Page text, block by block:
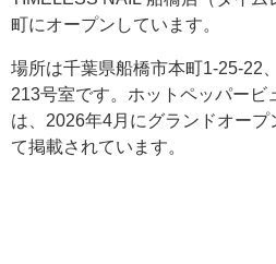
町にオープンしています。
場所は千葉県船橋市本町1-25-22
213号室です。ホットペッパービ
は、2026年4月にグランドオープ
て掲載されています。